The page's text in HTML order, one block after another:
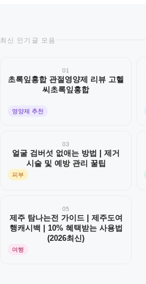
최신 인기글 모음
01
초록잎홍합 관절영양제 리뷰 고헬
씨초록잎홍합
영양제 추천
03
얼굴 검버섯 없애는 방법 | 제거
시술 및 예방 관리 꿀팁
피부
05
제주 탐나는전 가이드 | 제주도여
행캐시백 | 10% 혜택받는 사용법
(2026최신)
여행